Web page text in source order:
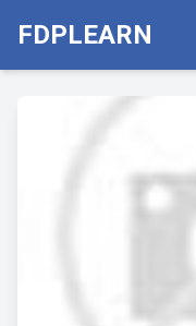
FDPLEARN